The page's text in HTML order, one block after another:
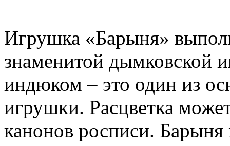
Игрушка «Барыня»
знаменитой дымковской
индюком – это один из
игрушки. Расцветка
канонов росписи.